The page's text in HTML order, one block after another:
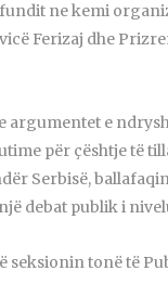
fundit ne kemi
Ferizaj dhe
argumentet e
për çështje të
Serbisë,
debat publik i
seksionin tonë të